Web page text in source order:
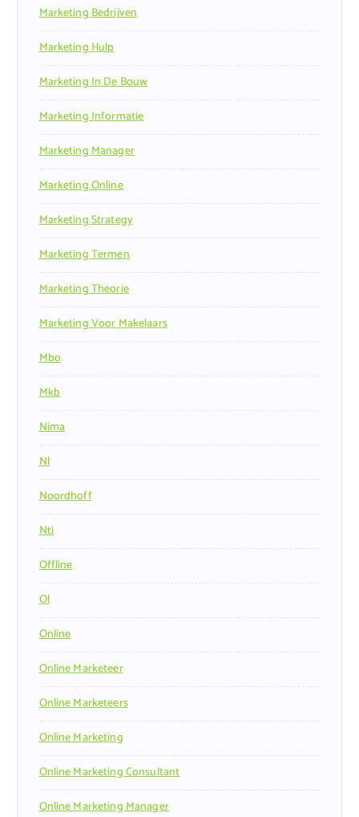
Marketing Bedrijven
Marketing Hulp
Marketing In De Bouw
Marketing Informatie
Marketing Manager
Marketing Online
Marketing Strategy
Marketing Termen
Marketing Theorie
Marketing Voor Makelaars
Mbo
Mkb
Nima
Nl
Noordhoff
Nti
Offline
Ol
Online
Online Marketeer
Online Marketeers
Online Marketing
Online Marketing Consultant
Online Marketing Manager